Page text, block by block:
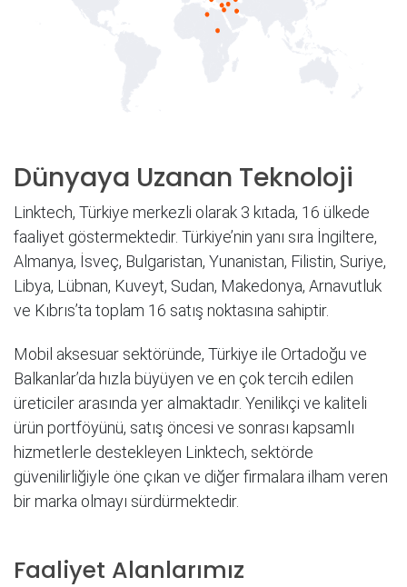
Dünyaya Uzanan Teknoloji
Linktech, Türkiye merkezli olarak 3 kıtada, 16 ülkede
faaliyet göstermektedir. Türkiye’nin yanı sıra İngiltere,
Almanya, İsveç, Bulgaristan, Yunanistan, Filistin, Suriye,
Libya, Lübnan, Kuveyt, Sudan, Makedonya, Arnavutluk
ve Kıbrıs’ta toplam 16 satış noktasına sahiptir.
Mobil aksesuar sektöründe, Türkiye ile Ortadoğu ve
Balkanlar’da hızla büyüyen ve en çok tercih edilen
üreticiler arasında yer almaktadır. Yenilikçi ve kaliteli
ürün portföyünü, satış öncesi ve sonrası kapsamlı
hizmetlerle destekleyen Linktech, sektörde
güvenilirliğiyle öne çıkan ve diğer firmalara ilham veren
bir marka olmayı sürdürmektedir.
Faaliyet Alanlarımız